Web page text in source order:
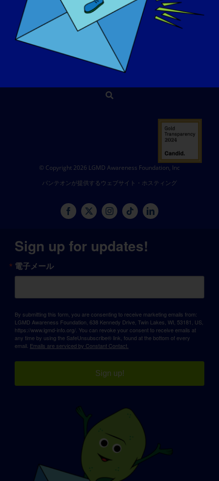
イベント
連絡先
ショップ
寄付する
© Copyright 2026 LGMD Awareness Foundation, Inc
パンテオンが提供するウェブサイト・ホスティング
Sign up for updates!
電子メール
By submitting this form, you are consenting to receive marketing emails from:
LGMD Awareness Foundation, 638 Kennedy Drive, Twin Lakes, WI, 53181, US,
https://www.lgmd-info.org/. You can revoke your consent to receive emails at
any time by using the SafeUnsubscribe® link, found at the bottom of every
email. Emails are serviced by Constant Contact.
Sign up!